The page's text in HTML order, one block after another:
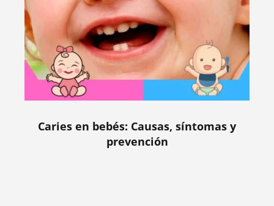
Caries en bebés: Causas, síntomas y
prevención